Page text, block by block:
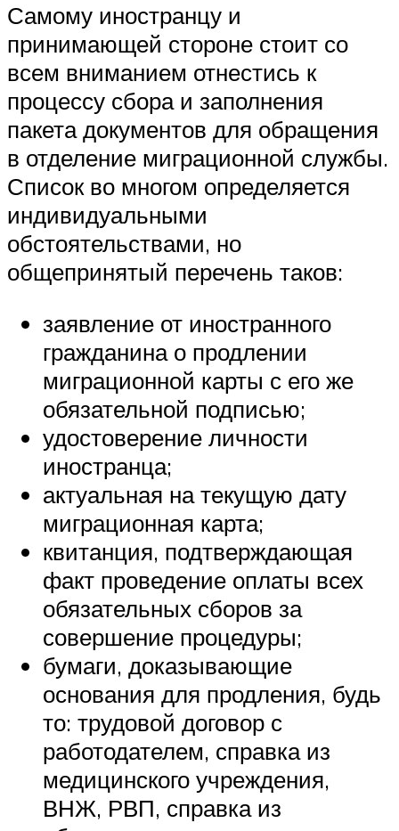
Самому иностранцу и
принимающей стороне стоит со
всем вниманием отнестись к
процессу сбора и заполнения
пакета документов для обращения
в отделение миграционной службы.
Список во многом определяется
индивидуальными
обстоятельствами, но
общепринятый перечень таков:
заявление от иностранного
гражданина о продлении
миграционной карты с его же
обязательной подписью;
удостоверение личности
иностранца;
актуальная на текущую дату
миграционная карта;
квитанция, подтверждающая
факт проведение оплаты всех
обязательных сборов за
совершение процедуры;
бумаги, доказывающие
основания для продления, будь
то: трудовой договор с
работодателем, справка из
медицинского учреждения,
ВНЖ, РВП, справка из